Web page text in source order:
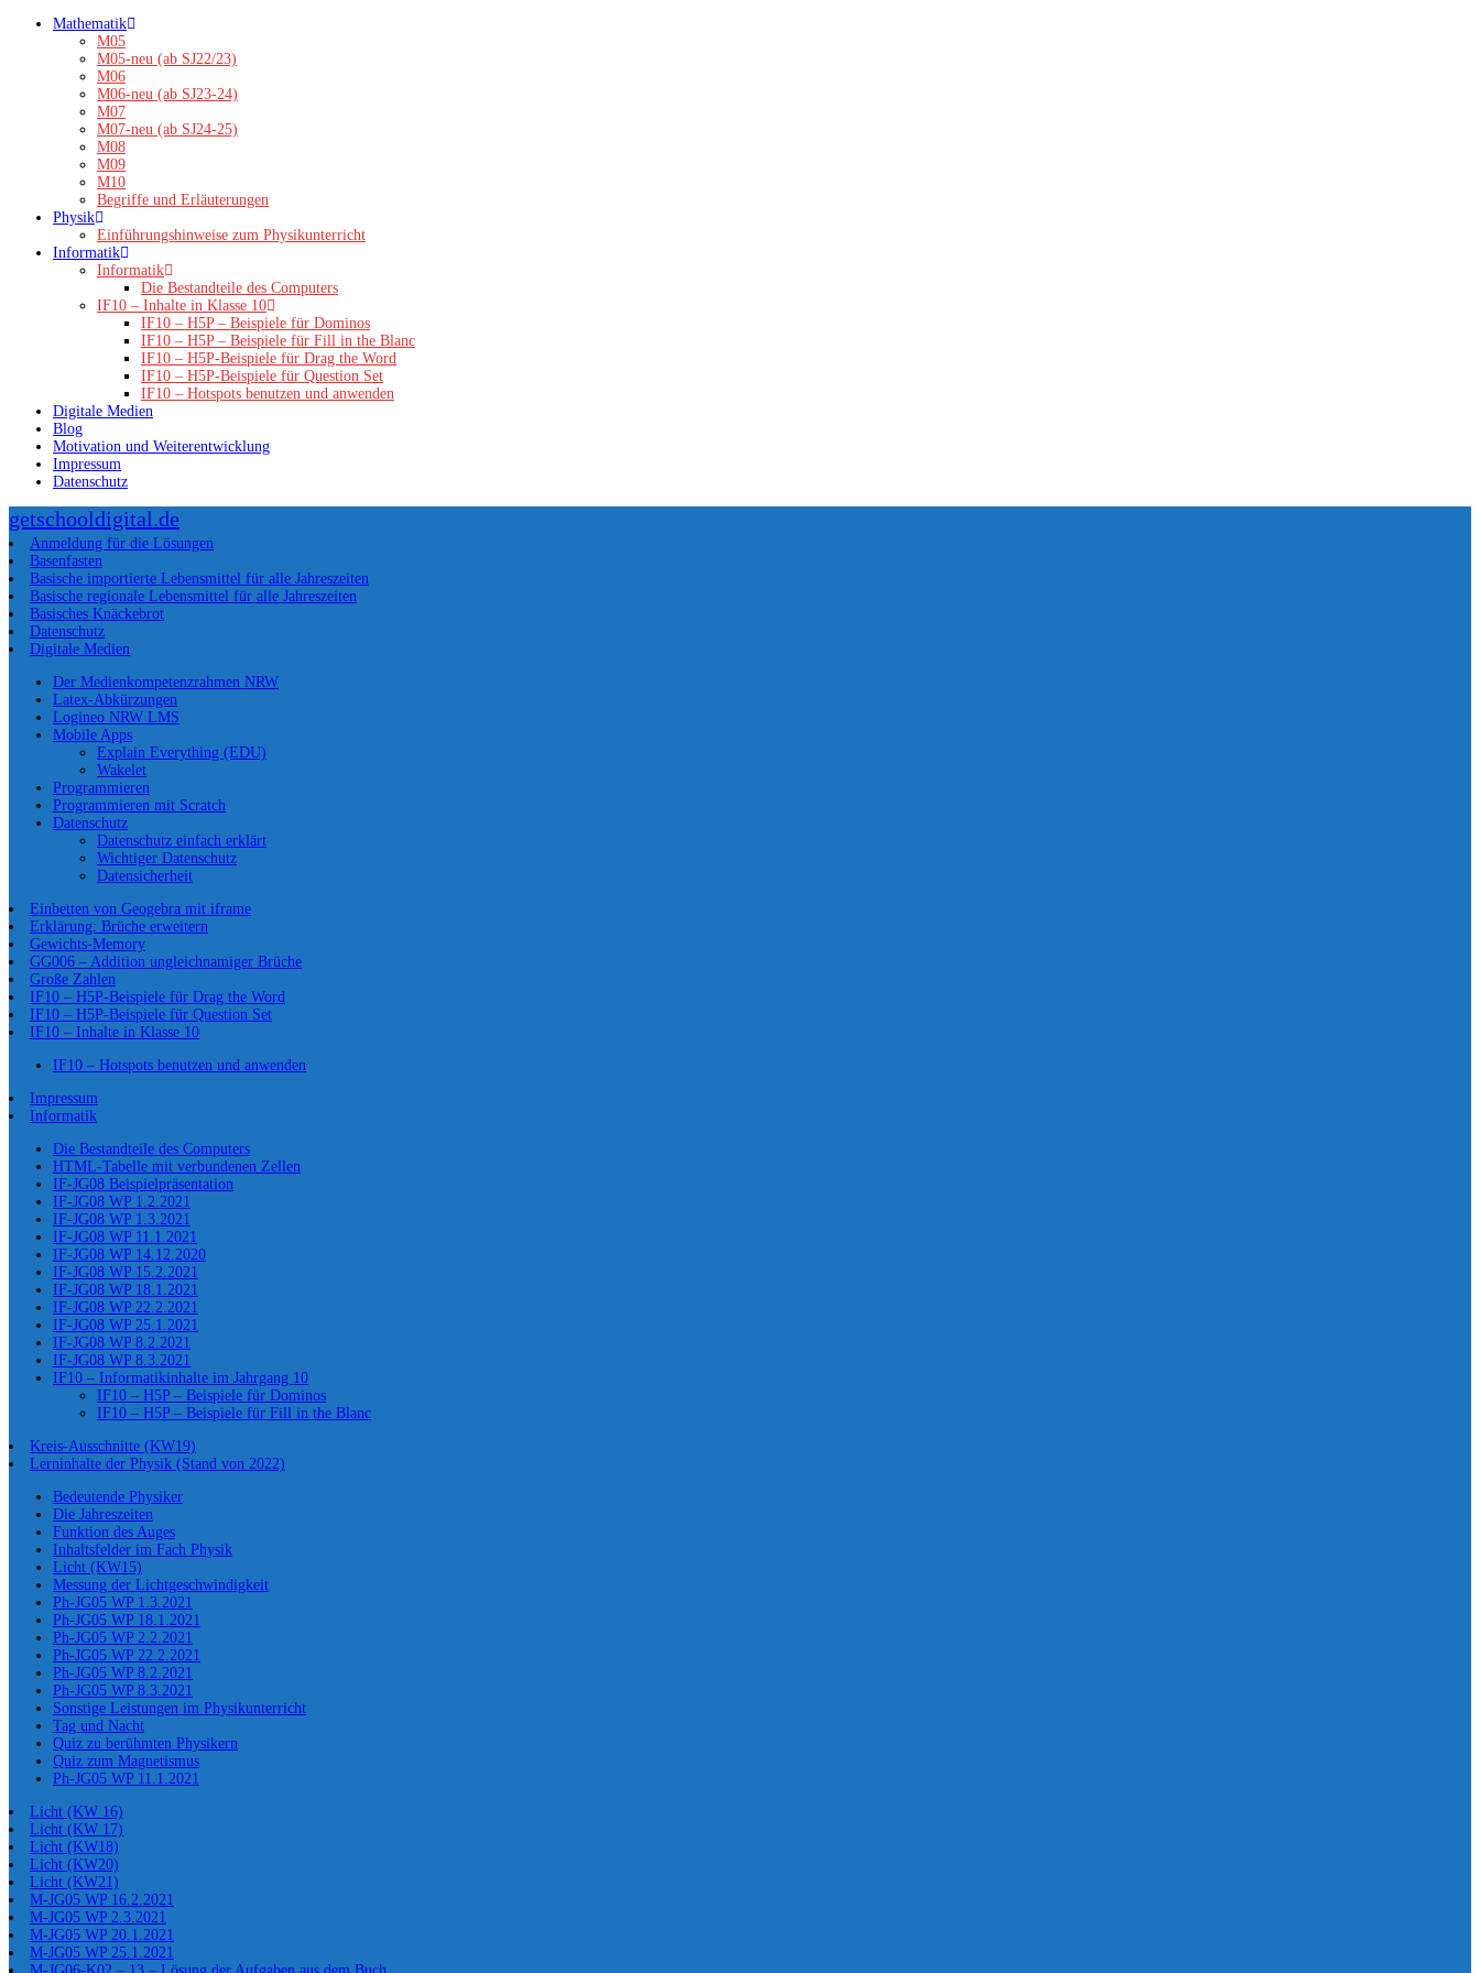
Zum
Mathematik
M05
M05-neu (ab SJ22/23)
M06
M06-neu (ab SJ23-24)
M07
M07-neu (ab SJ24-25)
M08
M09
M10
Begriffe und Erläuterungen
Physik
Einführungshinweise zum Physikunterricht
Informatik
Informatik
Die Bestandteile des Computers
IF10 – Inhalte in Klasse 10
IF10 – H5P – Beispiele für Dominos
IF10 – H5P – Beispiele für Fill in the Blanc
IF10 – H5P-Beispiele für Drag the Word
IF10 – H5P-Beispiele für Question Set
IF10 – Hotspots benutzen und anwenden
Digitale Medien
Blog
Motivation und Weiterentwicklung
Impressum
Datenschutz
getschooldigital.de
Anmeldung für die Lösungen
Basenfasten
Basische importierte Lebensmittel für alle Jahreszeiten
Basische regionale Lebensmittel für alle Jahreszeiten
Basisches Knäckebrot
Datenschutz
Digitale Medien
Der Medienkompetenzrahmen NRW
Latex-Abkürzungen
Logineo NRW LMS
Mobile Apps
Explain Everything (EDU)
Wakelet
Programmieren
Programmieren mit Scratch
Datenschutz
Datenschutz einfach erklärt
Wichtiger Datenschutz
Datensicherheit
Einbetten von Geogebra mit iframe
Erklärung: Brüche erweitern
Gewichts-Memory
GG006 – Addition ungleichnamiger Brüche
Große Zahlen
IF10 – H5P-Beispiele für Drag the Word
IF10 – H5P-Beispiele für Question Set
IF10 – Inhalte in Klasse 10
IF10 – Hotspots benutzen und anwenden
Impressum
Informatik
Die Bestandteile des Computers
HTML-Tabelle mit verbundenen Zellen
IF-JG08 Beispielpräsentation
IF-JG08 WP 1.2.2021
IF-JG08 WP 1.3.2021
IF-JG08 WP 11.1.2021
IF-JG08 WP 14.12.2020
IF-JG08 WP 15.2.2021
IF-JG08 WP 18.1.2021
IF-JG08 WP 22.2.2021
IF-JG08 WP 25.1.2021
IF-JG08 WP 8.2.2021
IF-JG08 WP 8.3.2021
IF10 – Informatikinhalte im Jahrgang 10
IF10 – H5P – Beispiele für Dominos
IF10 – H5P – Beispiele für Fill in the Blanc
Kreis-Ausschnitte (KW19)
Lerninhalte der Physik (Stand von 2022)
Bedeutende Physiker
Die Jahreszeiten
Funktion des Auges
Inhaltsfelder im Fach Physik
Licht (KW15)
Messung der Lichtgeschwindigkeit
Ph-JG05 WP 1.3.2021
Ph-JG05 WP 18.1.2021
Ph-JG05 WP 2.2.2021
Ph-JG05 WP 22.2.2021
Ph-JG05 WP 8.2.2021
Ph-JG05 WP 8.3.2021
Sonstige Leistungen im Physikunterricht
Tag und Nacht
Quiz zu berühmten Physikern
Quiz zum Magnetismus
Ph-JG05 WP 11.1.2021
Licht (KW 16)
Licht (KW 17)
Licht (KW18)
Licht (KW20)
Licht (KW21)
M-JG05 WP 16.2.2021
M-JG05 WP 2.3.2021
M-JG05 WP 20.1.2021
M-JG05 WP 25.1.2021